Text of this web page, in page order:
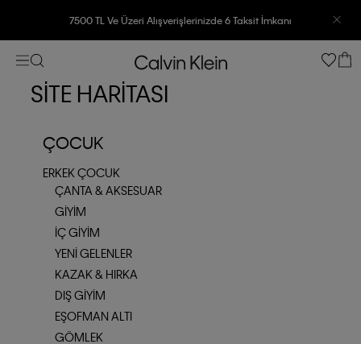
7500 TL Ve Üzeri Alışverişlerinizde 6 Taksit İmkanı
SİTE HARİTASI
ÇOCUK
ERKEK ÇOCUK
ÇANTA & AKSESUAR
GIYIM
İÇ GIYIM
YENI GELENLER
KAZAK & HIRKA
DIŞ GIYIM
EŞOFMAN ALTI
GÖMLEK